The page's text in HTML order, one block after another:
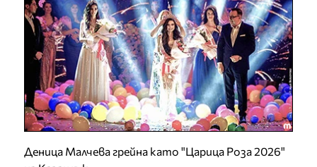
Деница Малчева грейна като "Царица Роза 2026"